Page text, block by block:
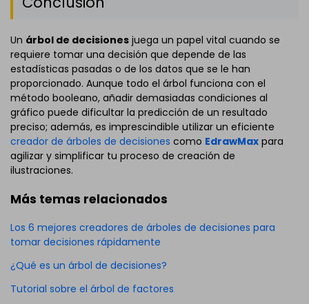
Un árbol de decisiones juega un papel vital cuando se
requiere tomar una decisión que depende de las
estadísticas pasadas o de los datos que se le han
proporcionado. Aunque todo el árbol funciona con el
método booleano, añadir demasiadas condiciones al
gráfico puede dificultar la predicción de un resultado
preciso; además, es imprescindible utilizar un eficiente
creador de árboles de decisiones como EdrawMax para
agilizar y simplificar tu proceso de creación de
ilustraciones.
Más temas relacionados
Los 6 mejores creadores de árboles de decisiones para
tomar decisiones rápidamente
¿Qué es un árbol de decisiones?
Tutorial sobre el árbol de factores